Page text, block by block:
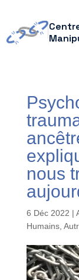
nous
6 Déc 2022 |
Humains,